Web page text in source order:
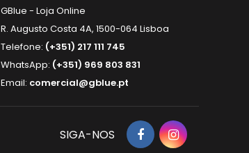
GBlue - Loja Online
R. Augusto Costa 4A, 1500-064 Lisboa
Telefone: (+351) 217 111 745
WhatsApp: (+351) 969 803 831
Email: comercial@gblue.pt
SIGA-NOS